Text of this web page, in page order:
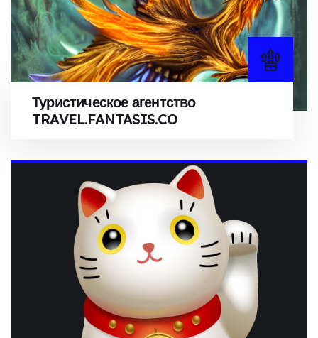
Туристическое агентство
TRAVEL.FANTASIS.CO